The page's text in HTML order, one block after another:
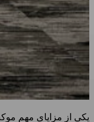
یکی از مزایای مهم